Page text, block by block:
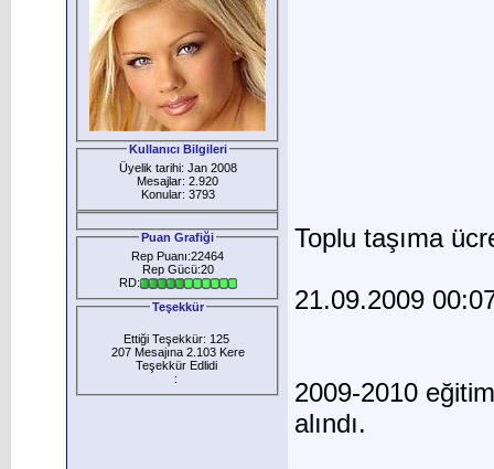
Kullanıcı Bilgileri
Üyelik tarihi: Jan 2008
Mesajlar: 2.920
Konular: 3793
Puan Grafiği
Rep Puanı:22464
Rep Gücü:20
RD:
Teşekkür
Ettiği Teşekkür: 125
207 Mesajına 2.103 Kere
Teşekkür Edlidi
:
Toplu taşıma
21.09.2009
2009-2010
alındı.